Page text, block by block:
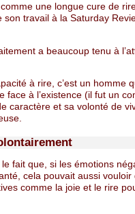
une longue cure de
travail à la Saturday
a beaucoup tenu à
à rire, c’est un homme
face à l’existence (il fut un
caractère et sa volonté de
le fait que, si les émotions
cela pouvait aussi vouloir
comme la joie et le rire